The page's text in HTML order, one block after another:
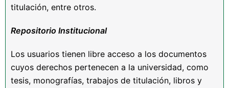
titulación, entre otros.
Repositorio Institucional
Los usuarios tienen libre acceso a los documentos
cuyos derechos pertenecen a la universidad, como
tesis, monografías, trabajos de titulación, libros y